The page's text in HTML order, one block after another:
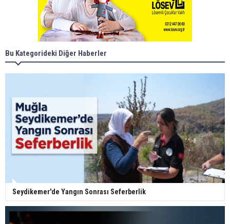
Bu Kategorideki Diğer Haberler
Seydikemer'de Yangın Sonrası Seferberlik